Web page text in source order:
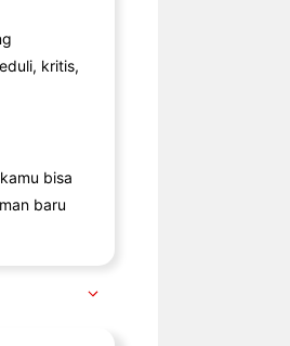
kritis,
bisa
baru